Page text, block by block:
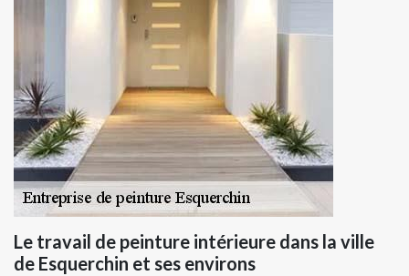
Le travail de peinture intérieure dans la ville
de Esquerchin et ses environs